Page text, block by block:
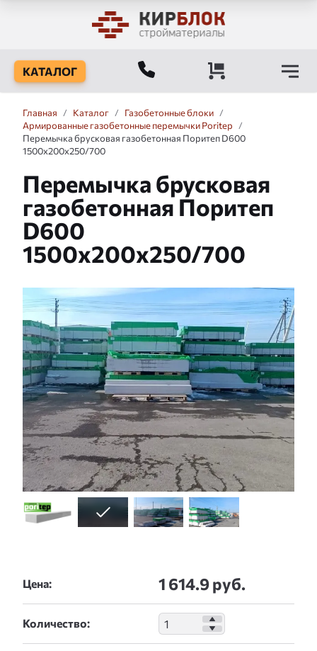
КАТАЛОГ
Главная / Каталог / Газобетонные блоки /
Армированные газобетонные перемычки Poritep
/
Перемычка брусковая газобетонная Поритеп D600
1500x200x250/700
Перемычка брусковая
газобетонная Поритеп
D600
1500x200x250/700
Слайдшоу
Цена: 1 614.9 руб.
Количество: